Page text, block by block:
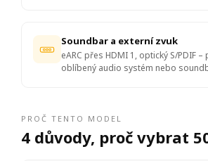
Soundbar a externí zvuk
eARC přes HDMI 1, optický S/PDIF
oblíbený audio systém nebo
PROČ TENTO MODEL
4 důvody, proč vybrat